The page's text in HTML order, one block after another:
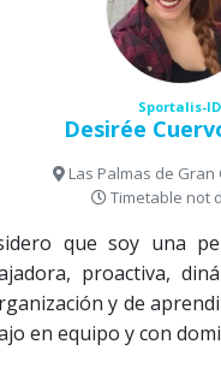
Sportalis-
Desirée
Las Palmas de Gran
Timetable not
que soy una
proactiva,
y de
en equipo y con